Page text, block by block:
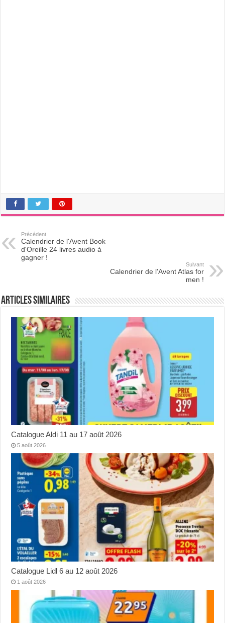
Précédent
Calendrier de l'Avent Book
d'Oreille 24 livres audio à
gagner !
Suivant
Calendrier de l'Avent Atlas for
men !
Articles Similaires
Catalogue Aldi 11 au 17 août 2026
5 août 2026
Catalogue Lidl 6 au 12 août 2026
1 août 2026